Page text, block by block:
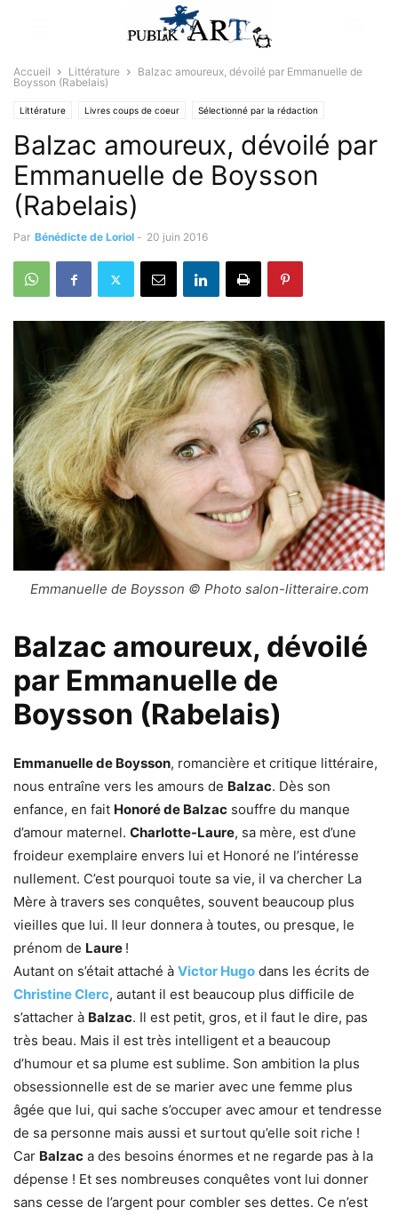
Accueil Littérature
Balzac amoureux, dévoilé par Emmanuelle de
Boysson (Rabelais)
Littérature Livres coups de coeur Sélectionné par la rédaction
Balzac amoureux, dévoilé par
Emmanuelle de Boysson
(Rabelais)
Par Bénédicte de Loriol - 20 juin 2016
Emmanuelle de Boysson © Photo salon-litteraire.com
Balzac amoureux, dévoilé
par Emmanuelle de
Boysson (Rabelais)
Emmanuelle de Boysson, romancière et critique littéraire,
nous entraîne vers les amours de Balzac. Dès son
enfance, en fait Honoré de Balzac souffre du manque
d’amour maternel. Charlotte-Laure, sa mère, est d’une
froideur exemplaire envers lui et Honoré ne l’intéresse
nullement. C’est pourquoi toute sa vie, il va chercher La
Mère à travers ses conquêtes, souvent beaucoup plus
vieilles que lui. Il leur donnera à toutes, ou presque, le
prénom de Laure !
Autant on s’était attaché à Victor Hugo dans les écrits de
Christine Clerc, autant il est beaucoup plus difficile de
s’attacher à Balzac. Il est petit, gros, et il faut le dire, pas
très beau. Mais il est très intelligent et a beaucoup
d’humour et sa plume est sublime. Son ambition la plus
obsessionnelle est de se marier avec une femme plus
âgée que lui, qui sache s’occuper avec amour et tendresse
de sa personne mais aussi et surtout qu’elle soit riche !
Car Balzac a des besoins énormes et ne regarde pas à la
dépense ! Et ses nombreuses conquêtes vont lui donner
sans cesse de l’argent pour combler ses dettes. Ce n’est